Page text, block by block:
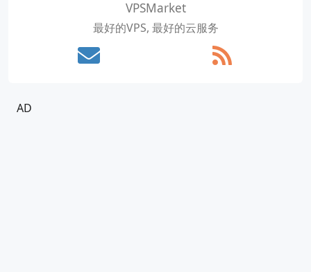
VPSMarket
最好的VPS, 最好的云服务
AD